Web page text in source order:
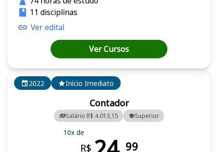
2022 Início Imediato
Contador
Salário R$ 4.013,15 Superior
10x de
R$ 99
11 disciplinas
Ver edital
Ver Cursos